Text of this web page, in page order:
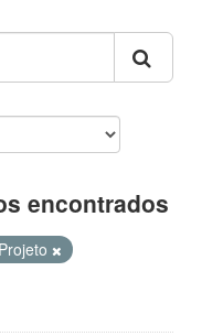
encontrados
Projeto